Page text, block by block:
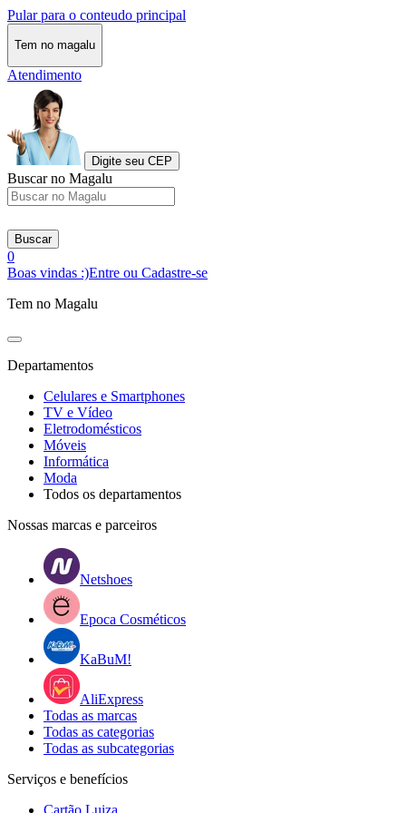
Pular para o conteudo principal
Tem no magalu
Atendimento
Digite seu CEP
Buscar no Magalu
Buscar
0
Boas vindas :)Entre ou Cadastre-se
Tem no Magalu
Departamentos
Celulares e Smartphones
TV e Vídeo
Eletrodomésticos
Móveis
Informática
Moda
Todos os departamentos
Nossas marcas e parceiros
Netshoes
Epoca Cosméticos
KaBuM!
AliExpress
Todas as marcas
Todas as categorias
Todas as subcategorias
Serviços e benefícios
Cartão Luiza